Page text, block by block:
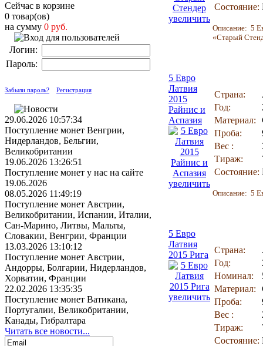
Сейчас в корзине
0 товар(ов)
на сумму 0 руб.
Логин:
Пароль:
Забыли пароль? Регистрация
29.06.2026 10:57:34
Поступление монет Венгрии,
Нидерландов, Бельгии,
Великобритании
19.06.2026 13:26:51
Поступление монет у нас на сайте
19.06.2026
08.05.2026 11:49:19
Поступление монет Австрии,
Великобритании, Испании, Италии,
Сан-Марино, Литвы, Мальты,
Словакии, Венгрии, Франции
13.03.2026 13:10:12
Поступление монет Австрии,
Андорры, Болгарии, Нидерландов,
Хорватии, Франции
22.02.2026 13:35:35
Поступление монет Ватикана,
Португалии, Великобритании,
Канады, Гибралтара
Читать все новости...
увеличить
Состояние:
Описание: 5
«Старый
5 Евро
Латвия
2015
Райнис и
Аспазия
увеличить
Страна:
Год:
Материал:
Проба:
Вес :
Тираж:
Состояние:
Описание: 5
5 Евро
Латвия
2015 Рига
увеличить
Страна:
Год:
Номинал:
Материал:
Проба:
Вес :
Тираж:
Состояние: